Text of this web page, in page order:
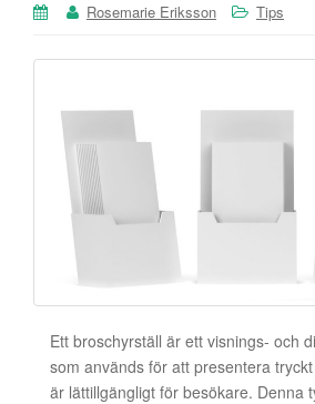
Rosemarie Eriksson Tips
Ett broschyrställ är ett visnings- och
som används för att presentera
är lättillgängligt för besökare. Denna